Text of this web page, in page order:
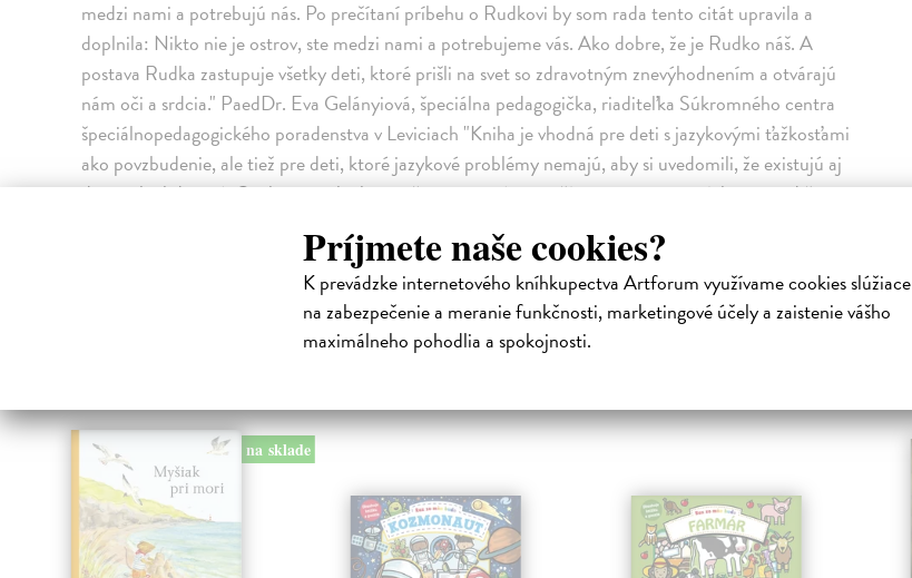
Príjmete naše cookies?
K prevádzke internetového kníhkupectva Artforum využívame cookies slúžiace
na zabezpečenie a meranie funkčnosti, marketingové účely a zaistenie vášho
maximálneho pohodlia a spokojnosti.
medzi nami a potrebujú nás. Po prečítaní príbehu o Rudkovi by som rada tento citát upravila a
doplnila: Nikto nie je ostrov, ste medzi nami a potrebujeme vás. Ako dobre, že je Rudko náš. A
postava Rudka zastupuje všetky deti, ktoré prišli na svet so zdravotným znevýhodnením a otvárajú
nám oči a srdcia." PaedDr. Eva Gelányiová, špeciálna pedagogička, riaditeľka Súkromného centra
špeciálnopedagogického poradenstva v Leviciach "Kniha je vhodná pre deti s jazykovými ťažkosťami
ako povzbudenie, ale tiež pre deti, ktoré jazykové problémy nemajú, aby si uvedomili, že existujú aj
deti inak obdarené. Osobitne na knihe oceňujem stratégie na čítanie a tipy na otázky pre rodičov na
dieťa textu porozumelo." Mgr. Ľudmila Mičianová, logopedička
Podobné tituly
na sklade